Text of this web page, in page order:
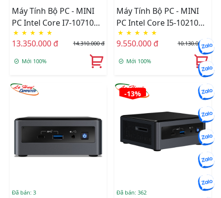
Máy Tính Bộ PC - MINI
PC Intel Core I7-10710U -
KHÔNG RAM , KHÔNG
SSD
★ ★ ★ ★ ★
13.350.000 đ 14.310.000 đ
Mới 100%
Máy Tính Bộ PC - MINI
PC Intel Core I5-10210U -
KHÔNG RAM , KHÔNG
SSD
★ ★ ★ ★ ★
9.550.000 đ 10.130.000 đ
Mới 100%
Đã bán: 3
-13%
Đã bán: 362